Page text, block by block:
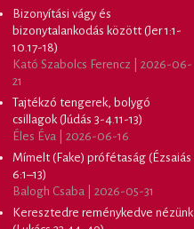
Bizonyítási vágy és
bizonytalankodás között (Jer 1:1-
10.17-18)
Kató Szabolcs Ferencz | 2026-06-
21
Tajtékzó tengerek, bolygó
csillagok (Júdás 3-4.11-13)
Éles Éva | 2026-06-16
Mímelt (Fake) prófétaság (Ézsaiás
6:1–13)
Balogh Csaba | 2026-05-31
Keresztedre reménykedve nézünk